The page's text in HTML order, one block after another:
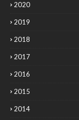
2020
2019
2018
2017
2016
2015
2014